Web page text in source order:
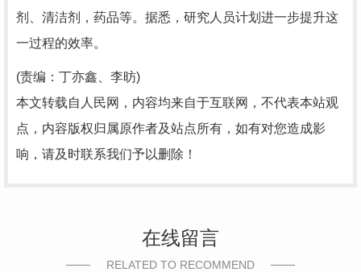
剂、清洁剂，药品等。据悉，研究人员计划进一步提升这
一过程的效率。
(责编：丁亦鑫、李昉)
本文转载自人民网，内容均来自于互联网，不代表本站观
点，内容版权归属原作者及站点所有，如有对您造成影
响，请及时联系我们予以删除！
在线留言
RELATED TO RECOMMEND